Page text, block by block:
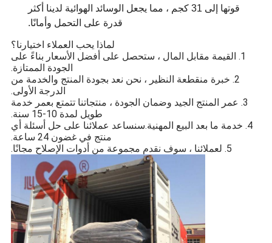
قوتها إلى 31 كجم ، مما يجعل الوسائد الهوائية لدينا أكثر
قدرة على التحمل وأمانًا.
لماذا يحب العملاء اختيارنا؟
1. القيمة مقابل المال ، ستحصل على أفضل الأسعار بناءً على
الجودة الممتازة.
2. خبرة منقطعة النظير ، نحن نعد بجودة المنتج والخدمة من
الدرجة الأولى.
3. عمر المنتج الجيد وضمان الجودة ، منتجاتنا تتمتع بعمر خدمة
طويل لمدة 10-15 سنة.
4. خدمة ما بعد البيع المهنية.سنساعد عملائنا على حل أسئلة أي
منتج في غضون 24 ساعة.
5. لعملائنا ، سوف نقدم مجموعة من أدوات الإصلاح مجانًا.